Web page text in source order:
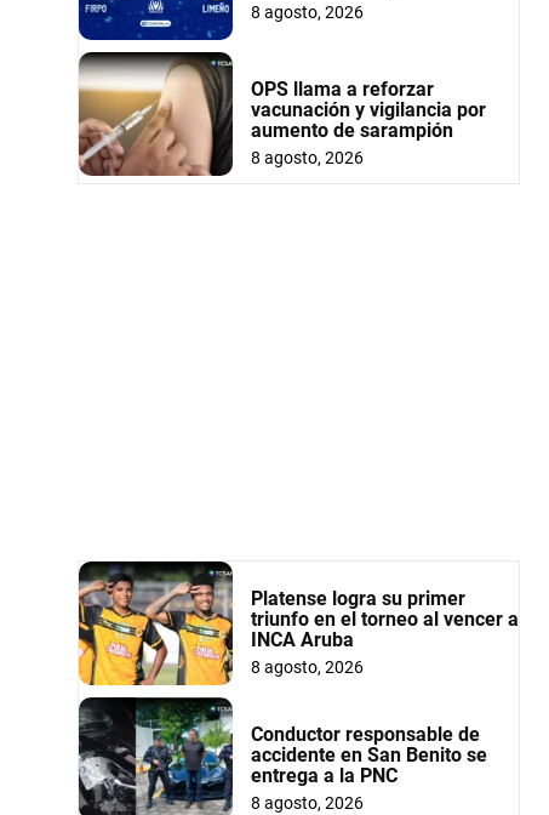
8 agosto, 2026
OPS llama a reforzar
vacunación y vigilancia por
aumento de sarampión
8 agosto, 2026
Platense logra su primer
triunfo en el torneo al vencer a
INCA Aruba
8 agosto, 2026
Conductor responsable de
accidente en San Benito se
entrega a la PNC
8 agosto, 2026